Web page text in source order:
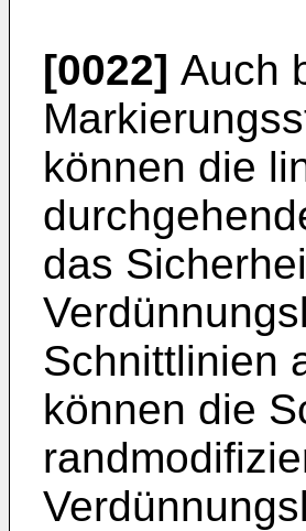
[0022] Auch
können die
das
Schnittlinien
können die